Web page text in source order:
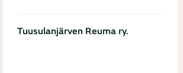
Tuusulanjärven Reuma ry.